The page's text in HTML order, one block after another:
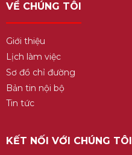
VỀ CHÚNG TÔI
Giới thiệu
Lịch làm việc
Sơ đồ chỉ đường
Bản tin nội bộ
Tin tức
KẾT NỐI VỚI CHÚNG TÔI